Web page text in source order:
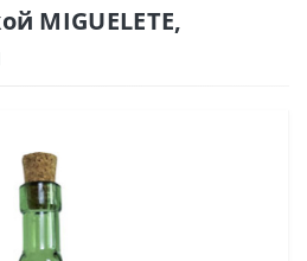
MIGUELETE,